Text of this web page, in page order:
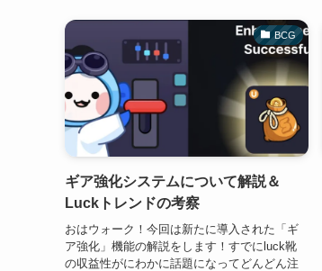
絞
る
BCG
ギア強化システムについて解説＆
Luckトレンドの考察
おはウォーク！今回は新たに導入された「ギ
ア強化」機能の解説をします！すでにluck靴
の収益性がにわかに話題になってどんどん注